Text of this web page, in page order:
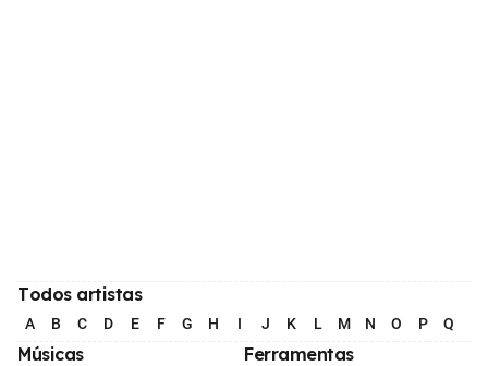
Todos artistas
A B C D E F G H I J K L M N O P Q
Músicas Ferramentas